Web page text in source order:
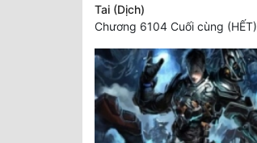
Tai (Dịch)
Chương 6104 Cuối cùng (HẾT)